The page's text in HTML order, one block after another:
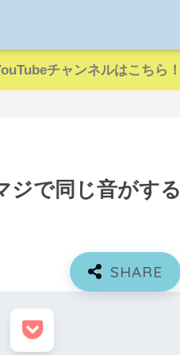
チャンネルはこちら！
ジで同じ音がする